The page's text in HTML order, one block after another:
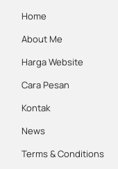
windowwindow
Home
About Me
Harga Website
Cara Pesan
Kontak
News
Terms & Conditions